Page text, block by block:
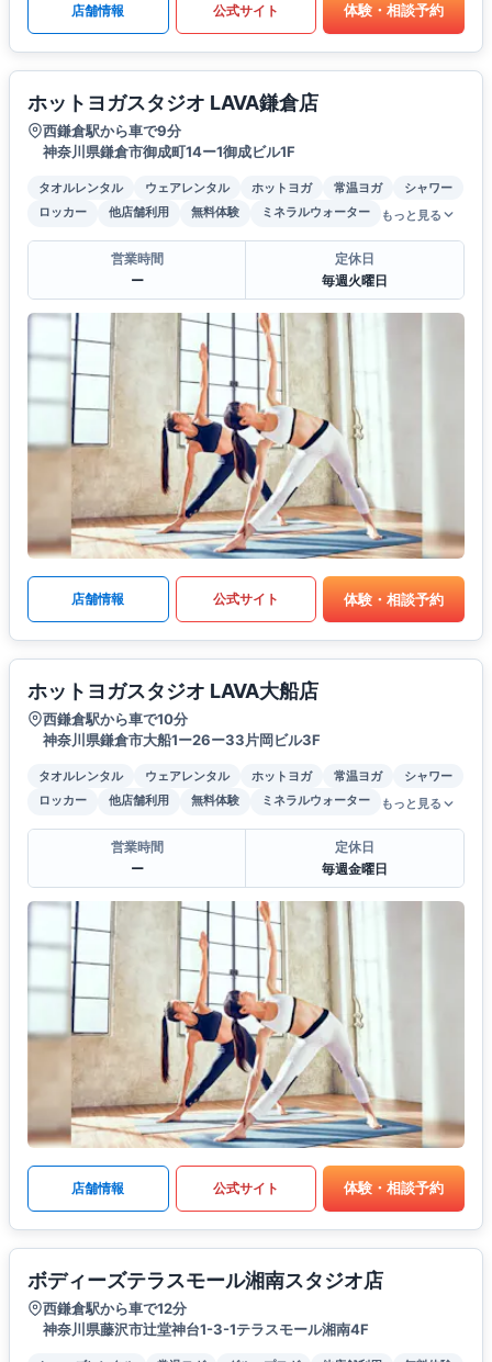
店舗情報 公式サイト 体験・相談予約
ホットヨガスタジオ LAVA鎌倉店
西鎌倉駅から車で9分
神奈川県鎌倉市御成町14ー1御成ビル1F
タオルレンタル ウェアレンタル ホットヨガ 常温ヨガ
シャワー
ロッカー
他店舗利用 無料体験 ミネラルウォーター もっと見る
営業時間
ー
定休日
毎週火曜日
店舗情報 公式サイト 体験・相談予約
ホットヨガスタジオ LAVA大船店
西鎌倉駅から車で10分
神奈川県鎌倉市大船1ー26ー33片岡ビル3F
タオルレンタル ウェアレンタル ホットヨガ 常温ヨガ
シャワー
ロッカー
他店舗利用 無料体験 ミネラルウォーター もっと見る
営業時間
ー
定休日
毎週金曜日
店舗情報 公式サイト 体験・相談予約
ボディーズテラスモール湘南スタジオ店
西鎌倉駅から車で12分
神奈川県藤沢市辻堂神台1-3-1テラスモール湘南4F